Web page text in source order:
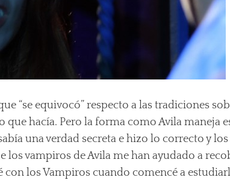
“se equivocó” respecto a las tradiciones
hacía. Pero la forma como Avila maneja
una verdad secreta e hizo lo correcto y
los vampiros de Avila me han ayudado a
los Vampiros cuando comencé a